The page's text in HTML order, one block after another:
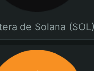
de Solana (SOL)